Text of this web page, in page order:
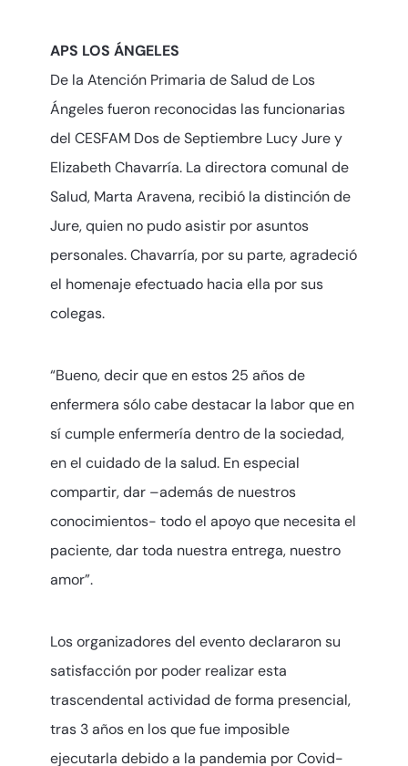
APS LOS ÁNGELES
De la Atención Primaria de Salud de Los
Ángeles fueron reconocidas las funcionarias
del CESFAM Dos de Septiembre Lucy Jure y
Elizabeth Chavarría. La directora comunal de
Salud, Marta Aravena, recibió la distinción de
Jure, quien no pudo asistir por asuntos
personales. Chavarría, por su parte, agradeció
el homenaje efectuado hacia ella por sus
colegas.
“Bueno, decir que en estos 25 años de
enfermera sólo cabe destacar la labor que en
sí cumple enfermería dentro de la sociedad,
en el cuidado de la salud. En especial
compartir, dar –además de nuestros
conocimientos- todo el apoyo que necesita el
paciente, dar toda nuestra entrega, nuestro
amor”.
Los organizadores del evento declararon su
satisfacción por poder realizar esta
trascendental actividad de forma presencial,
tras 3 años en los que fue imposible
ejecutarla debido a la pandemia por Covid-